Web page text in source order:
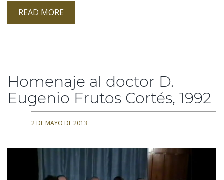
READ MORE
Homenaje al doctor D.
Eugenio Frutos Cortés, 1992
2 DE MAYO DE 2013